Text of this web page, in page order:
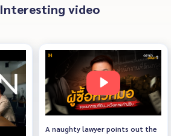
Interesting video
A naughty lawyer points out the